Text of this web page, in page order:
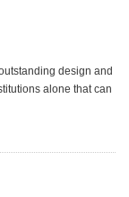
design and
alone that can